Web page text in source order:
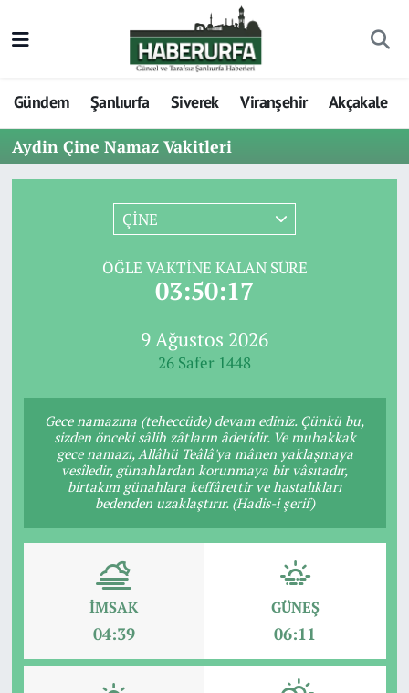
Gündem Şanlıurfa Siverek Viranşehir Akçakale
Aydin Çine Namaz Vakitleri
ÇİNE
ÖĞLE VAKTINE KALAN SÜRE
03:50:17
9 Ağustos 2026
26 Safer 1448
Gece namazına (teheccüde) devam ediniz. Çünkü bu,
sizden önceki sâlih zâtların âdetidir. Ve muhakkak
gece namazı, Allâhü Teâlâ'ya mânen yaklaşmaya
vesîledir, günahlardan korunmaya bir vâsıtadır,
birtakım günahlara keffârettir ve hastalıkları
bedenden uzaklaştırır. (Hadis-i şerif)
İMSAK
04:39
GÜNEŞ
06:11